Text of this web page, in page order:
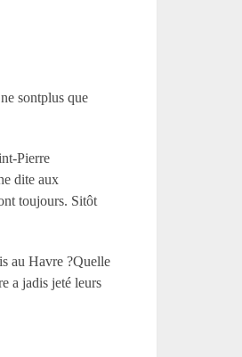
sontplus que
Pierre
dite aux
toujours. Sitôt
au Havre ?Quelle
a jadis jeté leurs